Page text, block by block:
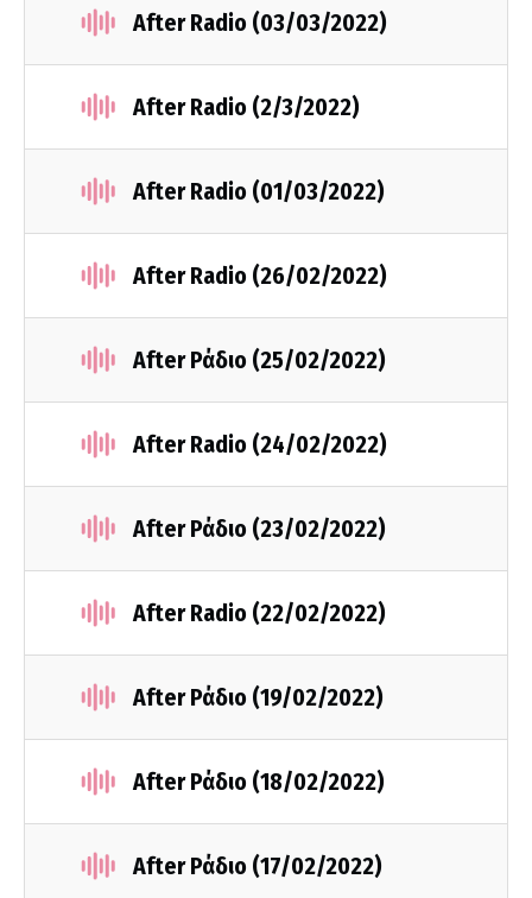
After Radio (03/03/2022)
After Radio (2/3/2022)
After Radio (01/03/2022)
After Radio (26/02/2022)
After Ράδιο (25/02/2022)
After Radio (24/02/2022)
After Ράδιο (23/02/2022)
After Radio (22/02/2022)
After Ράδιο (19/02/2022)
After Ράδιο (18/02/2022)
After Ράδιο (17/02/2022)